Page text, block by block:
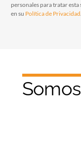
personales para tratar
en su Política de Privacidad
Somos